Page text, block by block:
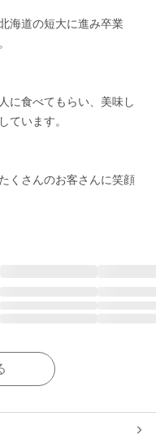
海道の短大に進み卒業
に食べてもらい、美味し
ています。
くさんのお客さんに笑顔